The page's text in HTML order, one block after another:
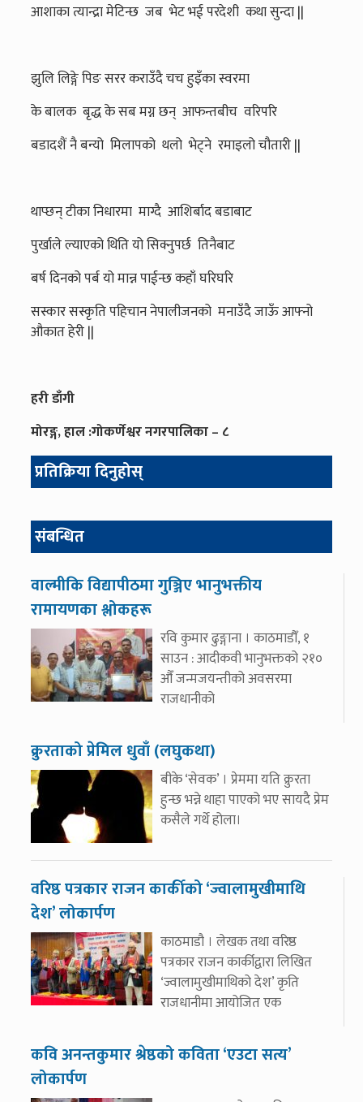
आशाका त्यान्द्रा मेटिन्छ जब भेट भई परदेशी कथा सुन्दा ||
झुलि लिङ्गे पिङ सरर कराउँदै चच हुइँका स्वरमा
के बालक बृद्ध के सब मग्न छन् आफन्तबीच वरिपरि
बडादशैं नै बन्यो मिलापको थलो भेट्ने रमाइलो चौतारी ||
थाप्छन् टीका निधारमा माग्दै आशिर्बाद बडाबाट
पुर्खाले ल्याएको थिति यो सिक्नुपर्छ तिनैबाट
बर्ष दिनको पर्ब यो मान्न पाईन्छ कहाँ घरिघरि
सस्कार सस्कृति पहिचान नेपालीजनको मनाउँदै जाऊँ आफ्नो
औकात हेरी ||
हरी डाँगी
मोरङ्ग, हाल :गोकर्णेश्वर नगरपालिका – ८
प्रतिक्रिया दिनुहोस्
संबन्धित
वाल्मीकि विद्यापीठमा गुञ्जिए भानुभक्तीय
रामायणका श्लोकहरू
रवि कुमार ढुङ्गाना । काठमाडौँ, १
साउन : आदीकवी भानुभक्तको २१०
औँ जन्मजयन्तीको अवसरमा
राजधानीको
क्रुरताको प्रेमिल धुवाँ (लघुकथा)
बीके ‘सेवक’ । प्रेममा यति क्रुरता
हुन्छ भन्ने थाहा पाएको भए सायदै प्रेम
कसैले गर्थे होला।
वरिष्ठ पत्रकार राजन कार्कीको ‘ज्वालामुखीमाथि
देश’ लोकार्पण
काठमाडौ । लेखक तथा वरिष्ठ
पत्रकार राजन कार्कीद्वारा लिखित
‘ज्वालामुखीमाथिको देश’ कृति
राजधानीमा आयोजित एक
कवि अनन्तकुमार श्रेष्ठको कविता ‘एउटा सत्य’
लोकार्पण